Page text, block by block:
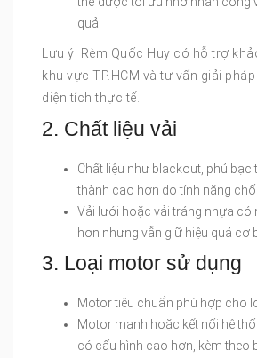
quả.
Lưu ý: Rèm Quốc Huy có hỗ trợ
khu vực TP.HCM và tư vấn giải
diện tích thực tế.
2. Chất liệu vải
Chất liệu như blackout, phủ
thành cao hơn do tính năng
Vải lưới hoặc vải tráng nhựa có
hơn nhưng vẫn giữ hiệu quả cơ
3. Loại motor sử dụng
Motor tiêu chuẩn phù hợp cho
Motor mạnh hoặc kết nối hệ
có cấu hình cao hơn, kèm theo